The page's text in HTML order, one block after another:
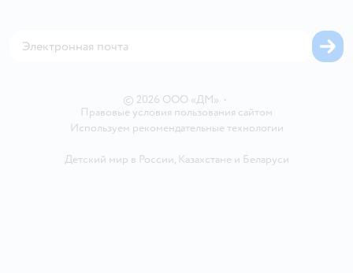
© 2026 ООО «ДМ» •
Правовые условия пользования сайтом
Используем рекомендательные технологии
Детский мир в России, Казахстанеи Беларуси